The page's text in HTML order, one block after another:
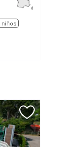
niños